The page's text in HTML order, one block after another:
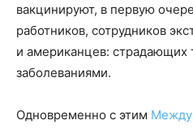
вакцинируют, в первую
работников, сотрудников
и американцев:
заболеваниями.
Одновременно с этим